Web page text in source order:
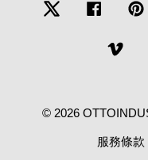
Twitter
© 2026
服務條款